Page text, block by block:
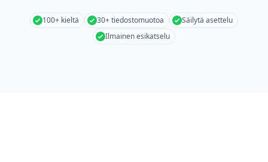
100+ kieltä 30+ tiedostomuotoa
Säilytä asettelu
Ilmainen esikatselu